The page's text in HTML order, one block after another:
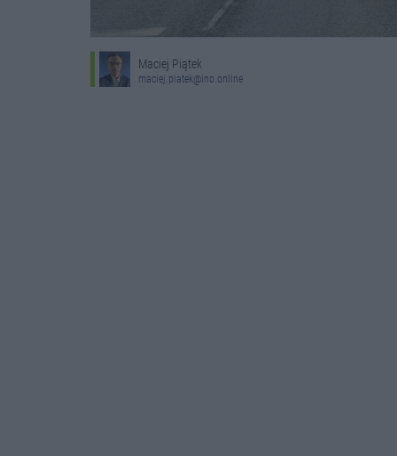
Maciej Piątek
maciej.piatek@ino.online